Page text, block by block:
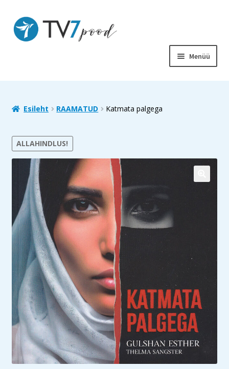
Liigu
navigeerimisele
Liigu
sisu
juurde
Menüü
RAAMATUD
LASTELE
SOODUS
MUUD TOOTED
Esileht RAAMATUD Katmata palgega
ALLAHINDLUS!